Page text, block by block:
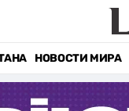
НОВОСТИ МИРА